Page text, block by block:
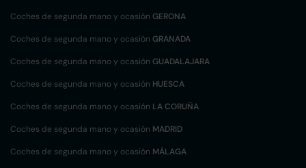
Coches de segunda mano y ocasión GERONA
Coches de segunda mano y ocasión GRANADA
Coches de segunda mano y ocasión GUADALAJARA
Coches de segunda mano y ocasión HUESCA
Coches de segunda mano y ocasión LA CORUÑA
Coches de segunda mano y ocasión MADRID
Coches de segunda mano y ocasión MÁLAGA